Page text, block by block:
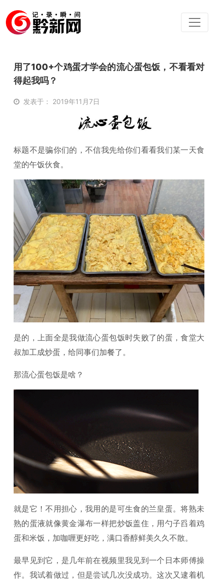
用了100+个鸡蛋才学会的流心蛋包饭，不看看对
得起我吗？
发表于： 2019年11月7日
标题不是骗你们的，不信我先给你们看看我们某一天食
堂的午饭伙食。
是的，上面全是我做流心蛋包饭时失败了的蛋，食堂大
叔加工成炒蛋，给同事们加餐了。
那流心蛋包饭是啥？
就是它！不用担心，我用的是可生食的兰皇蛋。将熟未
熟的蛋液就像黄金瀑布一样把炒饭盖住，用勺子舀着鸡
蛋和米饭，加咖喱更好吃，满口香醇鲜美久久不散。
最早见到它，是几年前在视频里我见到一个日本师傅操
作。我试着做过，但是尝试几次没成功。这次又逮着机